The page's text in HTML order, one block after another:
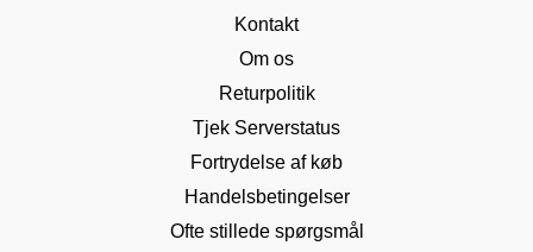
Kontakt
Om os
Returpolitik
Tjek Serverstatus
Fortrydelse af køb
Handelsbetingelser
Ofte stillede spørgsmål